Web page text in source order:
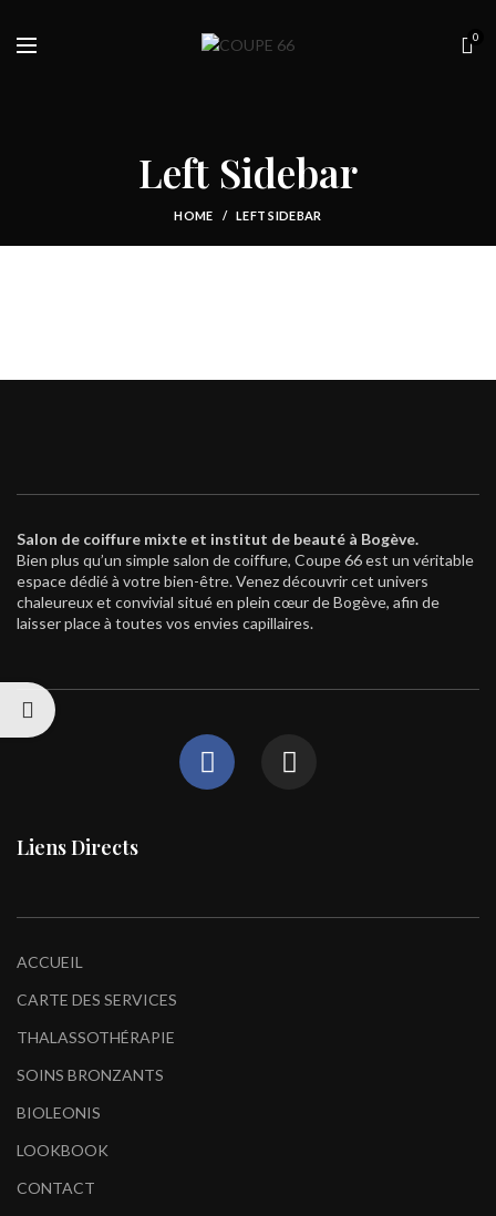
0
Left Sidebar
HOME LEFT SIDEBAR
Salon de coiffure mixte et institut de beauté à Bogève.
Bien plus qu’un simple salon de coiffure, Coupe 66 est un véritable
espace dédié à votre bien-être. Venez découvrir cet univers
chaleureux et convivial situé en plein cœur de Bogève, afin de
laisser place à toutes vos envies capillaires.
Liens Directs
ACCUEIL
CARTE DES SERVICES
THALASSOTHÉRAPIE
SOINS BRONZANTS
BIOLEONIS
LOOKBOOK
CONTACT